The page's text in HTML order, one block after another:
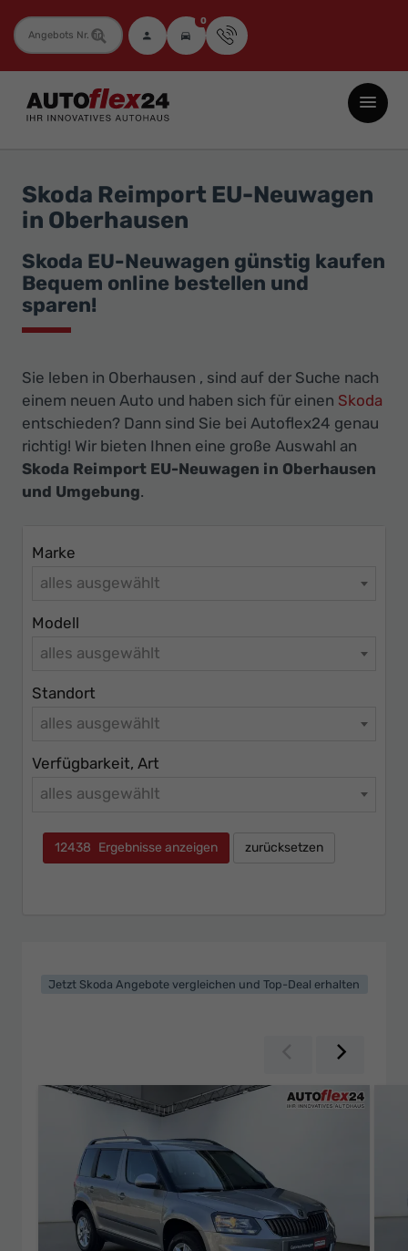
Fahrzeugnummer 0
Autoflex24
GmbH
Neuwagen
Jahreswagen
und
Gebrauchtwagen
zu
Top-
-
Innovatives
Autohaus
Skoda Reimport EU-Neuwagen
in Oberhausen
Skoda EU-Neuwagen günstig kaufen
Bequem online bestellen und
sparen!
Sie leben in Oberhausen , sind auf der Suche nach
einem neuen Auto und haben sich für einen Skoda
entschieden? Dann sind Sie bei Autoflex24 genau
richtig! Wir bieten Ihnen eine große Auswahl an
Skoda Reimport EU-Neuwagen in Oberhausen
und Umgebung.
Marke
alles ausgewählt
Modell
alles ausgewählt
Standort
alles ausgewählt
Verfügbarkeit, Art
alles ausgewählt
12438 Ergebnisse anzeigen zurücksetzen
Jetzt Skoda Angebote vergleichen und Top-Deal erhalten
Zurück